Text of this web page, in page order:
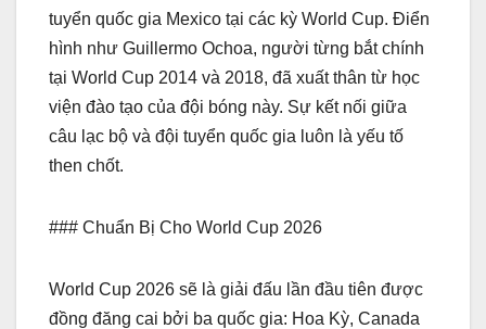
tuyển quốc gia Mexico tại các kỳ World Cup. Điển
hình như Guillermo Ochoa, người từng bắt chính
tại World Cup 2014 và 2018, đã xuất thân từ học
viện đào tạo của đội bóng này. Sự kết nối giữa
câu lạc bộ và đội tuyển quốc gia luôn là yếu tố
then chốt.
### Chuẩn Bị Cho World Cup 2026
World Cup 2026 sẽ là giải đấu lần đầu tiên được
đồng đăng cai bởi ba quốc gia: Hoa Kỳ, Canada